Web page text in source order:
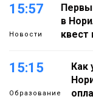
15:57
Новости
в
квест
15:15
Образование
Как